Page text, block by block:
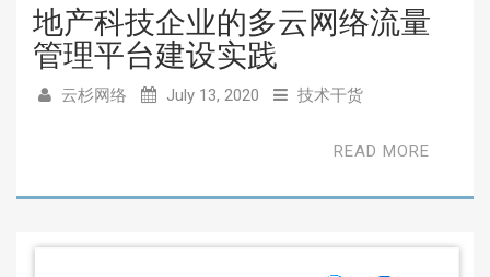
地产科技企业的多云网络流量
管理平台建设实践
云杉网络 July 13, 2020 技术干货
READ MORE